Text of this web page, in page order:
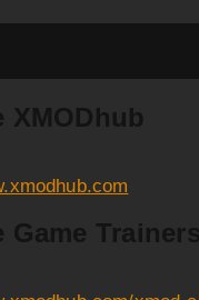
XMODhub
Game Trainers